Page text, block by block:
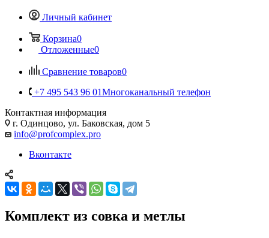
Личный кабинет
Корзина0
Отложенные0
Сравнение товаров0
+7 495 543 96 01Многоканальный телефон
Контактная информация
г. Одинцово, ул. Баковская, дом 5
info@profcomplex.pro
Вконтакте
Комплект из совка и метлы